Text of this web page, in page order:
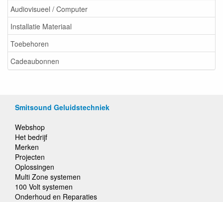
Audiovisueel / Computer
Installatie Materiaal
Toebehoren
Cadeaubonnen
Smitsound Geluidstechniek
Webshop
Het bedrijf
Merken
Projecten
Oplossingen
Multi Zone systemen
100 Volt systemen
Onderhoud en Reparaties